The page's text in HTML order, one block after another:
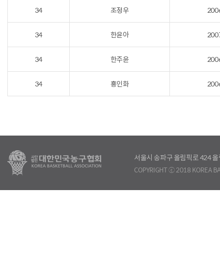
34 조정우
34 한윤아
34 한주윤
34 홍인화
서울시 송파구 올림픽로 424
COPYRIGHT ⓒ 2018 KOREA